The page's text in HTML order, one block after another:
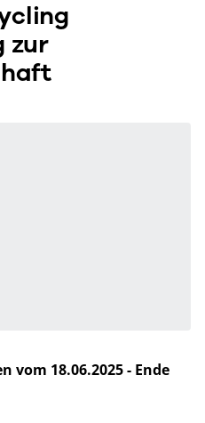
zur
vom 18.06.2025 - Ende